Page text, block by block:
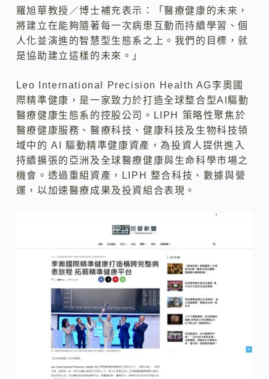
羅旭華教授／博士補充表示：「醫療健康的未來，
將建立在能夠隨著每一次病患互動而持續學習、個
人化並演進的智慧型生態系之上。我們的目標，就
是協助建立這樣的未來。」
Leo International Precision Health AG李奧國
際精準健康，是一家致力於打造全球整合型AI驅動
醫療健康生態系的控股公司。LIPH 策略性聚焦於
醫療健康服務、醫療科技、健康科技及生物科技領
域中的 AI 驅動精準健康資產，為投資人提供進入
持續擴張的亞洲及全球醫療健康與生命科學市場之
機會。透過重組資產，LIPH 整合科技、數據與營
運，以加速醫療成果及投資組合表現。